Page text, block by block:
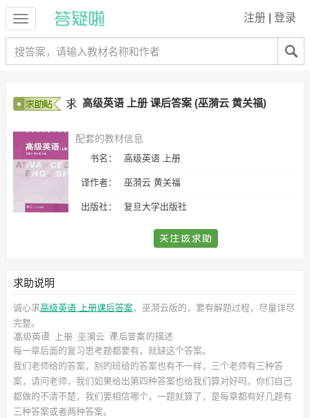
注册 登录
高级英语 上册 课后答案 (巫漪云 黄关福)
配套的教材信息
书名： 高级英语 上册
译作者： 巫漪云 黄关福
出版社： 复旦大学出版社
求助说明
诚心求高级英语 上册课后答案，巫漪云版的，要有解题过程，尽量详尽
完整。
的描述
每一章后面的复习思考题都要有，就缺这个答案。
我们老师给的答案，别的班给的答案也有不一样，三个老师有三种答
案，请问老师，我们如果给出第四种答案也给我们算对好吗，你们自己
都做的不清不楚，我们要相信哪个，一题就算了，是每章都有好几题有
三种答案或者两种答案。